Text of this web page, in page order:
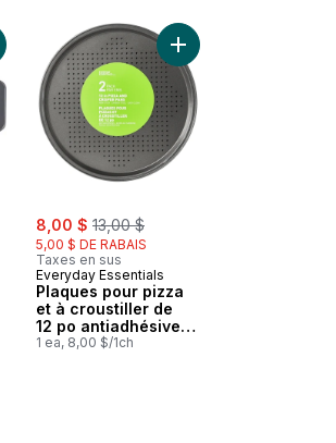
panier
Plaque à pizza en acier au carbone
sale:
8,00 $ , formerly:
13,00 $
5,00 $ DE RABAIS
Taxes en sus
Everyday Essentials
Plaques pour pizza
et à croustiller de
12 po antiadhésives
en acier au carbone,
1 ea, 8,00 $/1ch